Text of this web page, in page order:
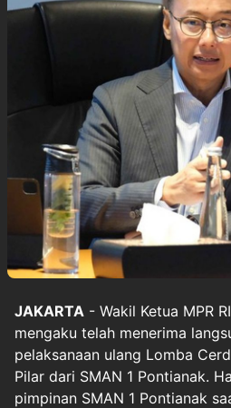
JAKARTA - Wakil Ketua MPR
mengaku telah menerima
pelaksanaan ulang Lomba
Pilar dari SMAN 1 Pontianak.
pimpinan SMAN 1 Pontianak